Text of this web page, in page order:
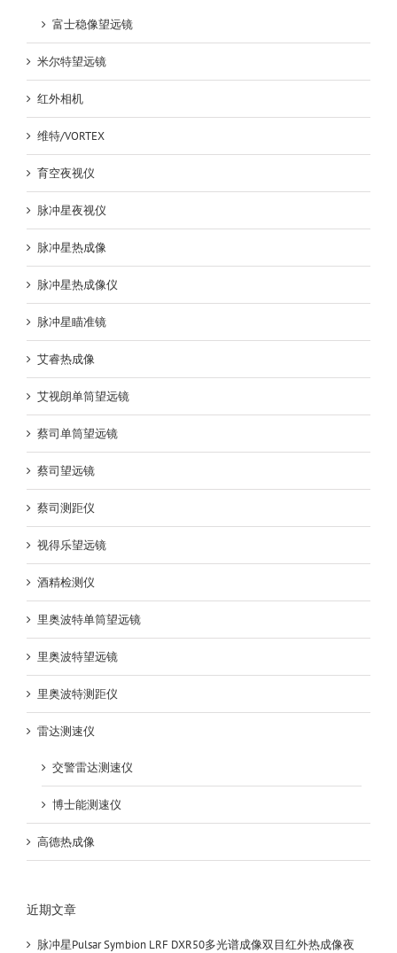
富士稳像望远镜
米尔特望远镜
红外相机
维特/VORTEX
育空夜视仪
脉冲星夜视仪
脉冲星热成像
脉冲星热成像仪
脉冲星瞄准镜
艾睿热成像
艾视朗单筒望远镜
蔡司单筒望远镜
蔡司望远镜
蔡司测距仪
视得乐望远镜
酒精检测仪
里奥波特单筒望远镜
里奥波特望远镜
里奥波特测距仪
雷达测速仪
交警雷达测速仪
博士能测速仪
高德热成像
近期文章
脉冲星Pulsar Symbion LRF DXR50多光谱成像双目红外热成像夜